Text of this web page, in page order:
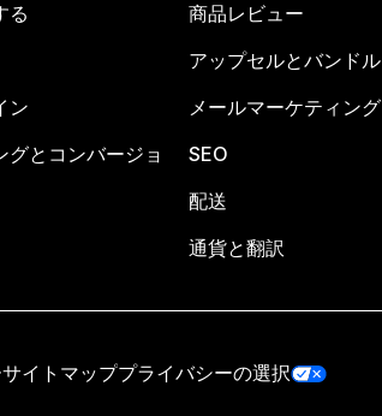
る
ン
グとコンバージョ
商品レビュー
アップセルとバンドル
メールマーケティング
SEO
配送
通貨と翻訳
サイトマッププライバシーの選択